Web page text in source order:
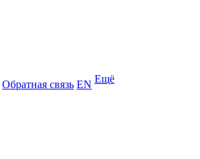
Обратная связь EN Ещё